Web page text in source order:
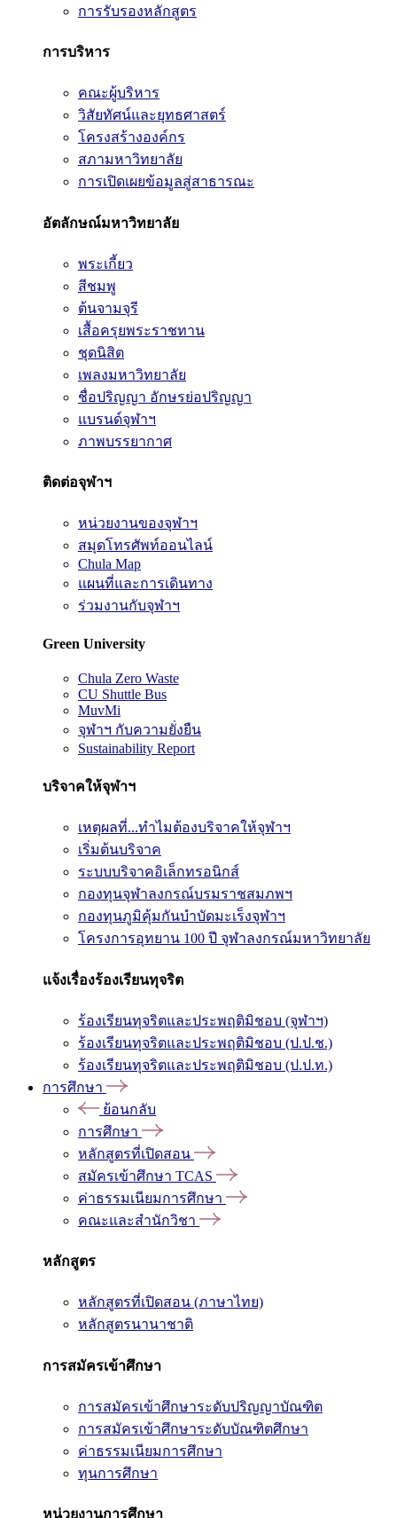
การรับรองหลักสูตร
การบริหาร
คณะผู้บริหาร
วิสัยทัศน์และยุทธศาสตร์
โครงสร้างองค์กร
สภามหาวิทยาลัย
การเปิดเผยข้อมูลสู่สาธารณะ
อัตลักษณ์มหาวิทยาลัย
พระเกี้ยว
สีชมพู
ต้นจามจุรี
เสื้อครุยพระราชทาน
ชุดนิสิต
เพลงมหาวิทยาลัย
ชื่อปริญญา อักษรย่อปริญญา
แบรนด์จุฬาฯ
ภาพบรรยากาศ
ติดต่อจุฬาฯ
หน่วยงานของจุฬาฯ
สมุดโทรศัพท์ออนไลน์
Chula Map
แผนที่และการเดินทาง
ร่วมงานกับจุฬาฯ
Green University
Chula Zero Waste
CU Shuttle Bus
MuvMi
จุฬาฯ กับความยั่งยืน
Sustainability Report
บริจาคให้จุฬาฯ
เหตุผลที่...ทำไมต้องบริจาคให้จุฬาฯ
เริ่มต้นบริจาค
ระบบบริจาคอิเล็กทรอนิกส์
กองทุนจุฬาลงกรณ์บรมราชสมภพฯ
กองทุนภูมิคุ้มกันบำบัดมะเร็งจุฬาฯ
โครงการอุทยาน 100 ปี จุฬาลงกรณ์มหาวิทยาลัย
แจ้งเรื่องร้องเรียนทุจริต
ร้องเรียนทุจริตและประพฤติมิชอบ (จุฬาฯ)
ร้องเรียนทุจริตและประพฤติมิชอบ (ป.ป.ช.)
ร้องเรียนทุจริตและประพฤติมิชอบ (ป.ป.ท.)
การศึกษา
ย้อนกลับ
การศึกษา
หลักสูตรที่เปิดสอน
สมัครเข้าศึกษา TCAS
ค่าธรรมเนียมการศึกษา
คณะและสำนักวิชา
หลักสูตร
หลักสูตรที่เปิดสอน (ภาษาไทย)
หลักสูตรนานาชาติ
การสมัครเข้าศึกษา
การสมัครเข้าศึกษาระดับปริญญาบัณฑิต
การสมัครเข้าศึกษาระดับบัณฑิตศึกษา
ค่าธรรมเนียมการศึกษา
ทุนการศึกษา
หน่วยงานการศึกษา